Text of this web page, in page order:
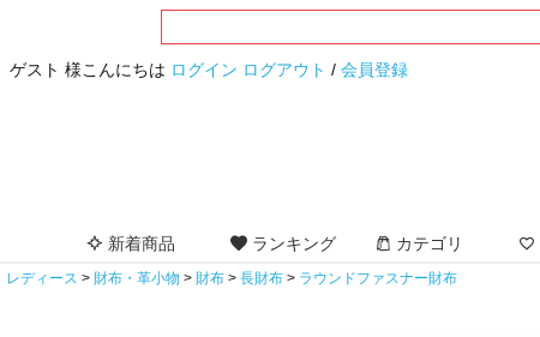
ゲスト 様こんにちは ログイン ログアウト / 会員登録
新着商品 ランキング カテゴリ
レディース 財布・革小物 財布 長財布 ラウンドファスナー財布